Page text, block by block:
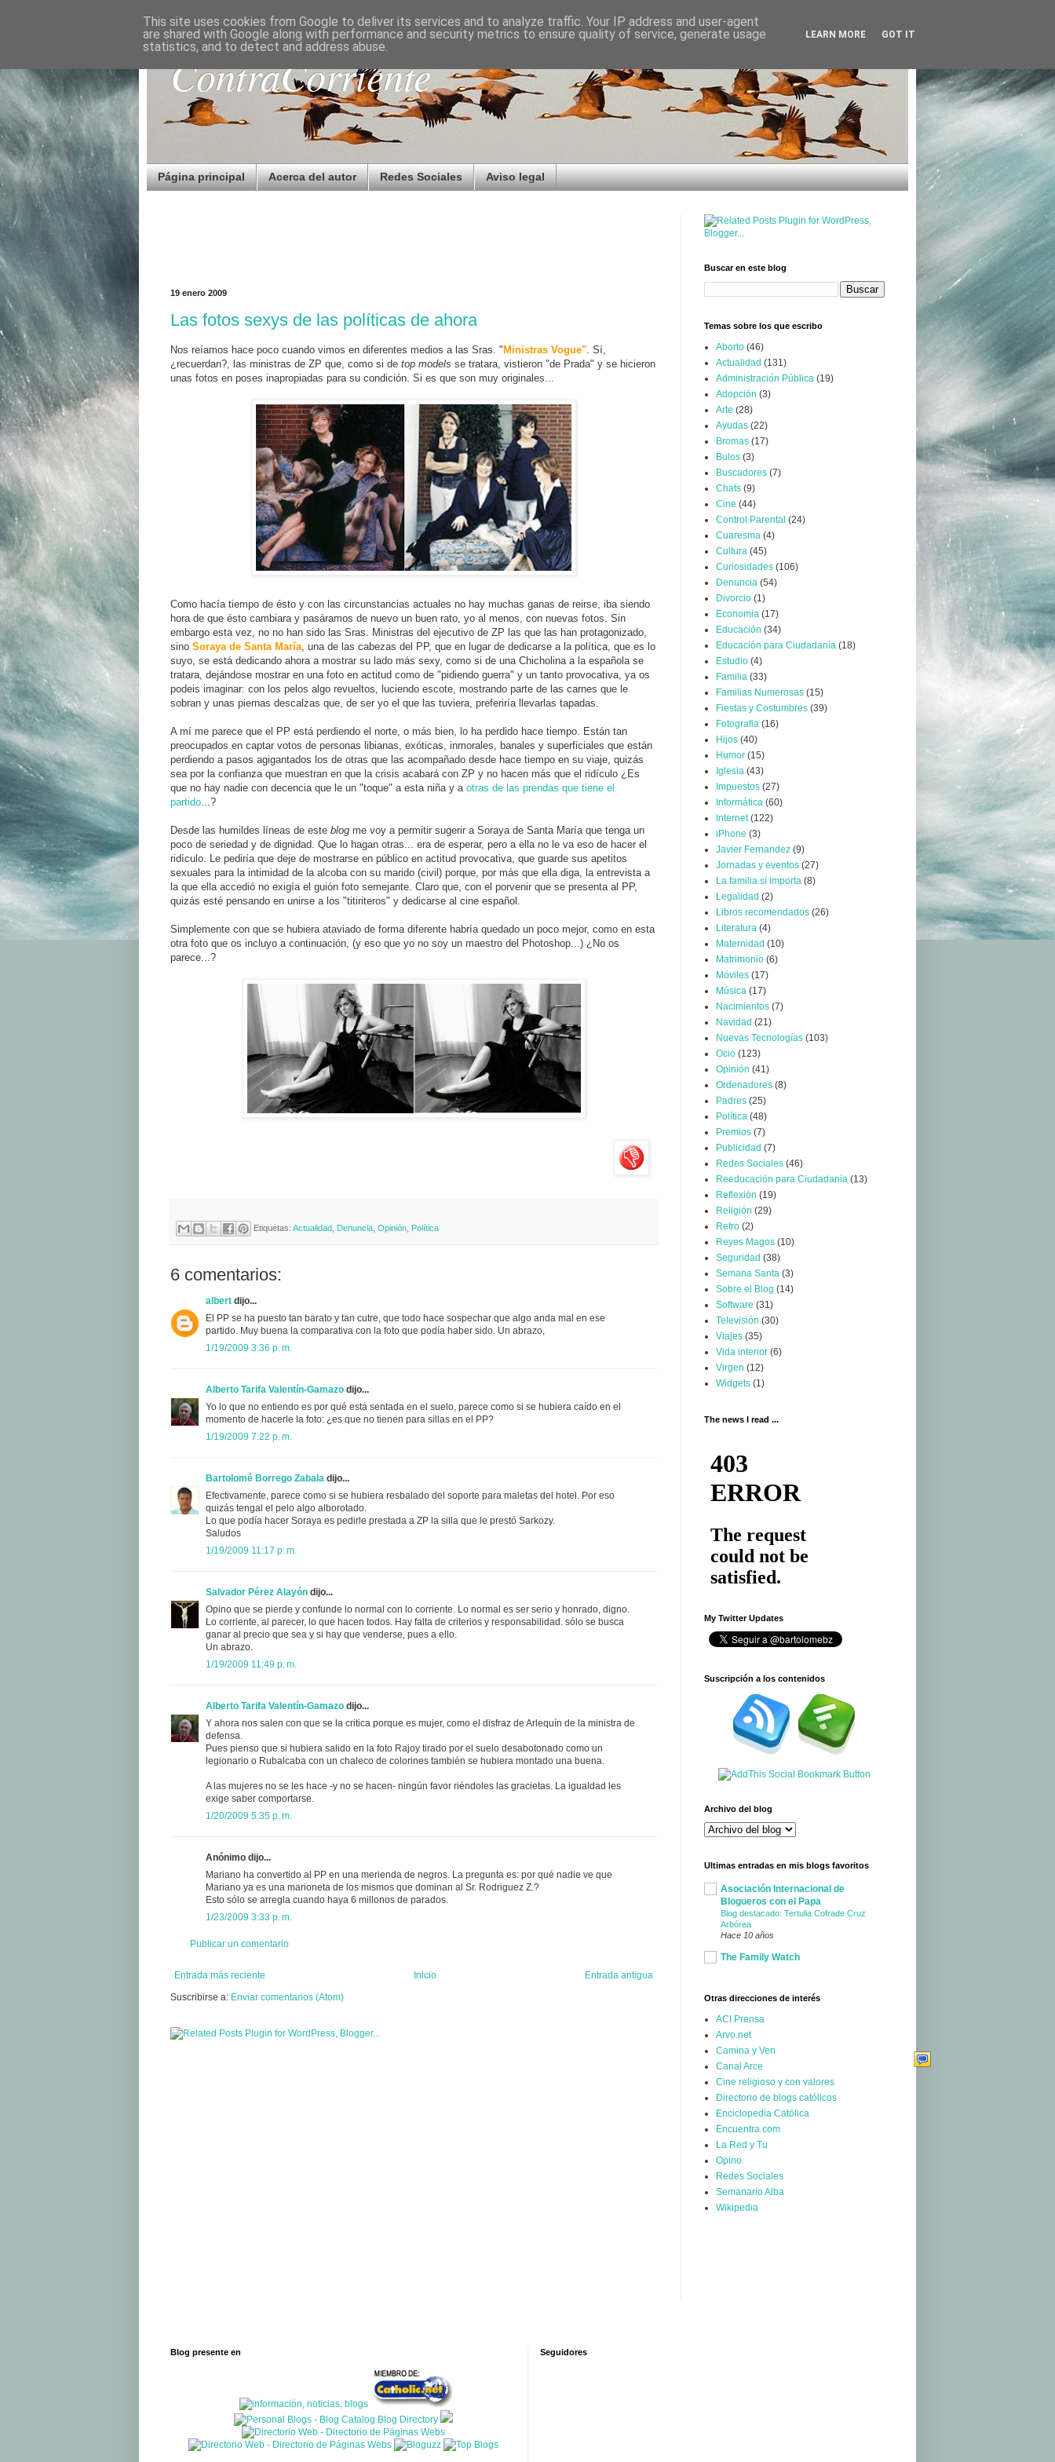
ContraCorriente
Página principal Acerca del autor Redes Sociales Aviso legal
19 enero 2009
Las fotos sexys de las políticas de ahora
Nos reíamos hace poco cuando vimos en diferentes medios a las Sras. " Ministras Vogue". Sí,
¿recuerdan?, las ministras de ZP que, como si de top models se tratara, vistieron "de Prada" y se hicieron
unas fotos en poses inapropiadas para su condición. Si es que son muy originales...
Como hacía tiempo de ésto y con las circunstancias actuales no hay muchas ganas de reirse, iba siendo
hora de que ésto cambiara y pasáramos de nuevo un buen rato, yo al menos, con nuevas fotos. Sin
embargo esta vez, no no han sido las Sras. Ministras del ejecutivo de ZP las que las han protagonizado,
sino Soraya de Santa María, una de las cabezas del PP, que en lugar de dedicarse a la política, que es lo
suyo, se está dedicando ahora a mostrar su lado más sexy, como si de una Chicholina a la española se
tratara, dejándose mostrar en una foto en actitud como de "pidiendo guerra" y un tanto provocativa, ya os
podeis imaginar: con los pelos algo revueltos, luciendo escote, mostrando parte de las carnes que le
sobran y unas piernas descalzas que, de ser yo el que las tuviera, preferiría llevarlas tapadas.
A mí me parece que el PP está perdiendo el norte, o más bien, lo ha perdido hace tiempo. Están tan
preocupados en captar votos de personas libianas, exóticas, inmorales, banales y superficiales que están
perdiendo a pasos agigantados los de otras que las acompañado desde hace tiempo en su viaje, quizás
sea por la confianza que muestran en que la crisis acabará con ZP y no hacen más que el ridículo ¿Es
que no hay nadie con decencia que le un "toque" a esta niña y a otras de las prendas que tiene el
partido...?
Desde las humildes líneas de este blog me voy a permitir sugerir a Soraya de Santa María que tenga un
poco de seriedad y de dignidad. Que lo hagan otras... era de esperar, pero a ella no le va eso de hacer el
ridículo. Le pediría que deje de mostrarse en público en actitud provocativa, que guarde sus apetitos
sexuales para la intimidad de la alcoba con su marido (civil) porque, por más que ella diga, la entrevista a
la que ella accedió no exigía el guión foto semejante. Claro que, con el porvenir que se presenta al PP,
quizás esté pensando en unirse a los "titiriteros" y dedicarse al cine español.
Simplemente con que se hubiera ataviado de forma diferente habría quedado un poco mejor, como en esta
otra foto que os incluyo a continuación, (y eso que yo no soy un maestro del Photoshop...) ¿No os
parece...?
Etiquetas: Actualidad Denuncia Opinión Política
6 comentarios:
albert dijo...
El PP se ha puesto tan barato y tan cutre, que todo hace sospechar que algo anda mal en ese
partido. Muy buena la comparativa con la foto que podía haber sido. Un abrazo,
1/19/2009 3:36 p. m.
Alberto Tarifa Valentín-Gamazo dijo...
Yo lo que no entiendo es por qué está sentada en el suelo, parece como si se hubiera caído en el
momento de hacerle la foto: ¿es que no tienen para sillas en el PP?
1/19/2009 7:22 p. m.
Bartolomé Borrego Zabala dijo...
Efectivamente, parece como si se hubiera resbalado del soporte para maletas del hotel. Por eso
quizás tengal el pelo algo alborotado.
Lo que podía hacer Soraya es pedirle prestada a ZP la silla que le prestó Sarkozy.
Saludos
1/19/2009 11:17 p. m.
Salvador Pérez Alayón dijo...
Opino que se pierde y confunde lo normal con lo corriente. Lo normal es ser serio y honrado, digno.
Lo corriente, al parecer, lo que hacen todos. Hay falta de criterios y responsabilidad. sólo se busca
ganar al precio que sea y si hay que venderse, pues a ello.
Un abrazo.
1/19/2009 11:49 p. m.
Alberto Tarifa Valentín-Gamazo dijo...
Y ahora nos salen con que se la critica porque es mujer, como el disfraz de Arlequín de la ministra de
defensa.
Pues pienso que si hubiera salido en la foto Rajoy tirado por el suelo desabotonado como un
legionario o Rubalcaba con un chaleco de colorines también se hubiera montado una buena.
A las mujeres no se les hace -y no se hacen- ningún favor riéndoles las gracietas. La igualdad les
exige saber comportarse.
1/20/2009 5:35 p. m.
Anónimo dijo...
Mariano ha convertido al PP en una merienda de negros. La pregunta es: por qué nadie ve que
Mariano ya es una marioneta de los mismos que dominan al Sr. Rodriguez Z.?
Esto sólo se arregla cuando haya 6 millonos de parados.
1/23/2009 3:33 p. m.
Publicar un comentario
Entrada más reciente Entrada antigua
Inicio
Suscribirse a: Enviar comentarios (Atom)
Buscar en este blog
Temas sobre los que escribo
Aborto (46)
Actualidad (131)
Administración Pública (19)
Adopción (3)
Arte (28)
Ayudas (22)
Bromas (17)
Bulos (3)
Buscadores (7)
Chats (9)
Cine (44)
Control Parental (24)
Cuaresma (4)
Cultura (45)
Curiosidades (106)
Denuncia (54)
Divorcio (1)
Economia (17)
Educación (34)
Educación para Ciudadanía (18)
Estudio (4)
Familia (33)
Familias Numerosas (15)
Fiestas y Costumbres (39)
Fotografia (16)
Hijos (40)
Humor (15)
Iglesia (43)
Impuestos (27)
Informática (60)
Internet (122)
iPhone (3)
Javier Fernandez (9)
Jornadas y eventos (27)
La familia sí importa (8)
Legalidad (2)
Libros recomendados (26)
Literatura (4)
Maternidad (10)
Matrimonio (6)
Móviles (17)
Música (17)
Nacimientos (7)
Navidad (21)
Nuevas Tecnologías (103)
Ocio (123)
Opinión (41)
Ordenadores (8)
Padres (25)
Política (48)
Premios (7)
Publicidad (7)
Redes Sociales (46)
Reeducación para Ciudadanía (13)
Reflexión (19)
Religión (29)
Retro (2)
Reyes Magos (10)
Seguridad (38)
Semana Santa (3)
Sobre el Blog (14)
Software (31)
Televisión (30)
Viajes (35)
Vida interior (6)
Virgen (12)
Widgets (1)
The news I read ...
My Twitter Updates
Suscripción a los contenidos
Archivo del blog
Ultimas entradas en mis blogs favoritos
Asociación Internacional de
Blogueros con el Papa
Blog destacado: Tertulia Cofrade Cruz
Arbórea
Hace 10 años
The Family Watch
Otras direcciones de interés
ACI Prensa
Arvo.net
Camina y Ven
Canal Arce
Cine religioso y con valores
Directorio de blogs católicos
Enciclopedia Católica
Encuentra.com
La Red y Tu
Opino
Redes Sociales
Semanario Alba
Wikipedia
Blog presente en Seguidores
This site uses cookies from Google to deliver its services and to analyze traffic. Your IP address and user-agent
are shared with Google along with performance and security metrics to ensure quality of service, generate usage
statistics, and to detect and address abuse.
LEARN MORE GOT IT